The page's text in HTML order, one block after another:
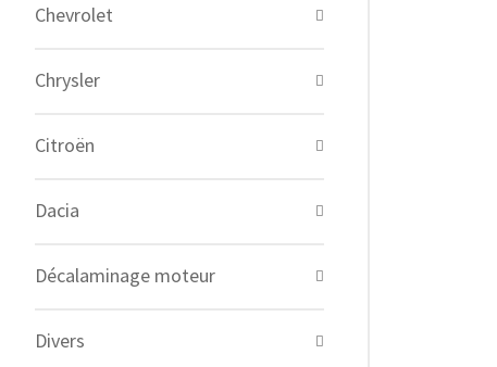
Chevrolet
Chrysler
Citroën
Dacia
Décalaminage moteur
Divers